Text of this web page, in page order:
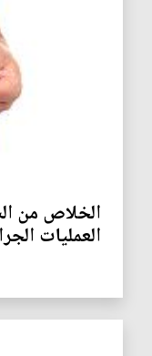
الخلاص من
العمليات